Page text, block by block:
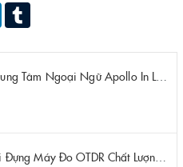
LinkedIn
Xưởng May Balo Trung Tâm Ngoại Ngữ Apollo In Logo Giá Rẻ Tại Xưởng
Xưởng Sản Xuất Túi Đựng Máy Đo OTDR Chất Lượng – Chống Va Đập, Giá Tận Xưởng